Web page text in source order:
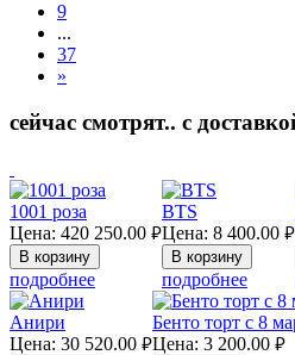
9
...
37
»
сейчас смотрят.. с
1001 роза
Цена: 420 250.00 руб.
подробнее
BTS
Цена: 8 400.00 руб.
подробнее
Анири
Цена: 30 520.00 руб.
Бенто торт с 8
Цена: 3 200.00 руб.